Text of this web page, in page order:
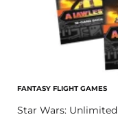
FANTASY FLIGHT GAMES
Star Wars: